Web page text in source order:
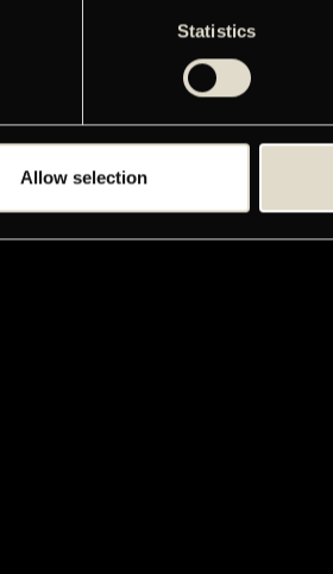
Statistics
Allow selection